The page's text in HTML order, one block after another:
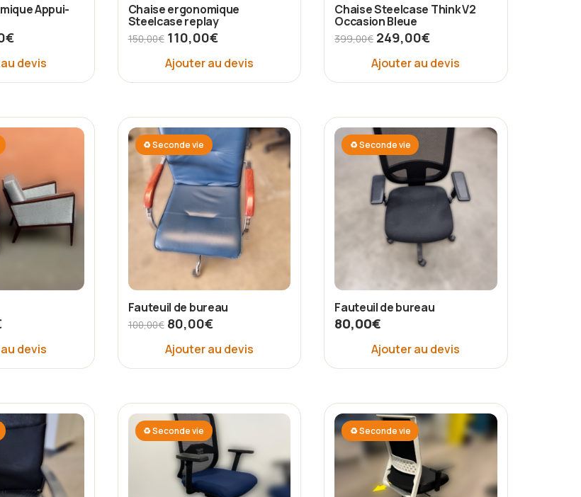
Appui-
€
devis
Chaise ergonomique
Steelcase replay
150,00€ 110,00€
Ajouter au devis
Chaise Steelcase Think V2
Occasion Bleue
399,00€ 249,00€
Ajouter au devis
devis
♻ Seconde vie
Fauteuil de bureau
100,00€ 80,00€
Ajouter au devis
♻ Seconde vie
Fauteuil de bureau
80,00€
Ajouter au devis
♻ Seconde vie ♻ Seconde vie